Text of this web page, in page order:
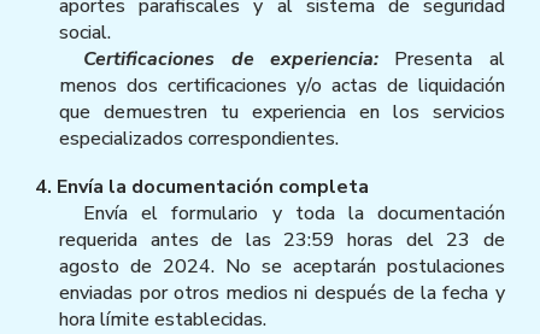
aportes parafiscales y al sistema de seguridad
social.
Certificaciones de experiencia: Presenta al
menos dos certificaciones y/o actas de liquidación
que demuestren tu experiencia en los servicios
especializados correspondientes.
4. Envía la documentación completa
Envía el formulario y toda la documentación
requerida antes de las 23:59 horas del 23 de
agosto de 2024. No se aceptarán postulaciones
enviadas por otros medios ni después de la fecha y
hora límite establecidas.